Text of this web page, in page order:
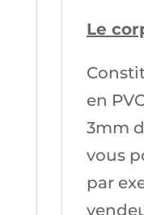
Le
en
3mm
vous
par